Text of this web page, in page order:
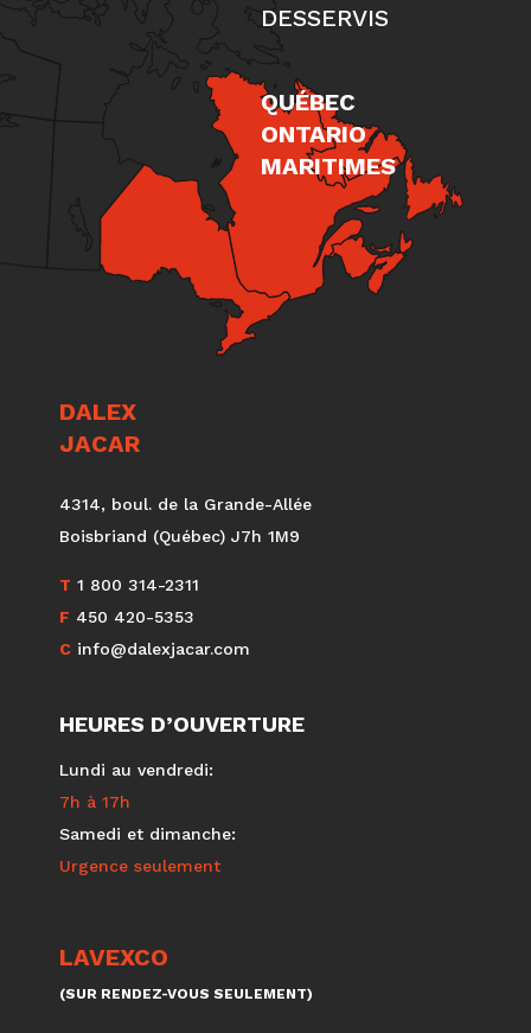
DESSERVIS
QUÉBEC
ONTARIO
MARITIMES
DALEX
JACAR
4314, boul. de la Grande-Allée
Boisbriand (Québec) J7h 1M9
T 1 800 314-2311
F 450 420-5353
C info@dalexjacar.com
HEURES D’OUVERTURE
Lundi au vendredi:
7h à 17h
Samedi et dimanche:
Urgence seulement
LAVEXCO
(SUR RENDEZ-VOUS SEULEMENT)